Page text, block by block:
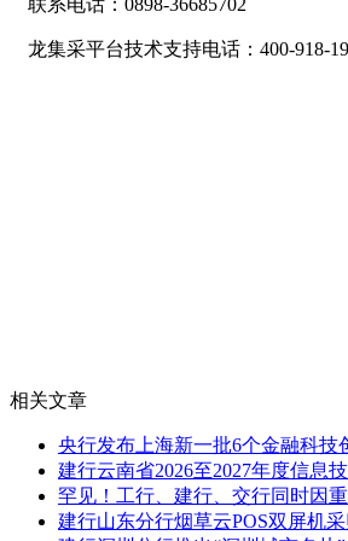
联系电话：0898-36685702
龙集采平台技术支持电话：400-918-
相关文章
央行发布上海新一批6个金融科技
建行云南省2026至2027年度信息
罕见！工行、建行、交行同时因
建行山东分行烟草云POS双屏机